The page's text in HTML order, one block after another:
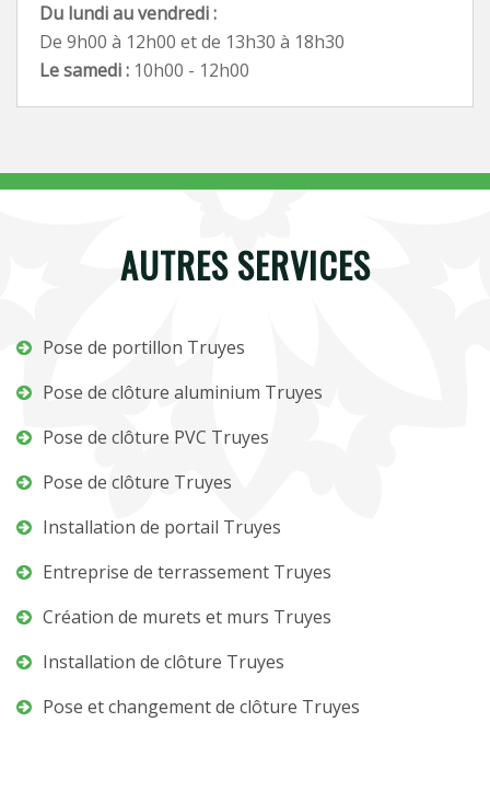
Du lundi au vendredi :
De 9h00 à 12h00 et de 13h30 à 18h30
Le samedi : 10h00 - 12h00
AUTRES SERVICES
Pose de portillon Truyes
Pose de clôture aluminium Truyes
Pose de clôture PVC Truyes
Pose de clôture Truyes
Installation de portail Truyes
Entreprise de terrassement Truyes
Création de murets et murs Truyes
Installation de clôture Truyes
Pose et changement de clôture Truyes